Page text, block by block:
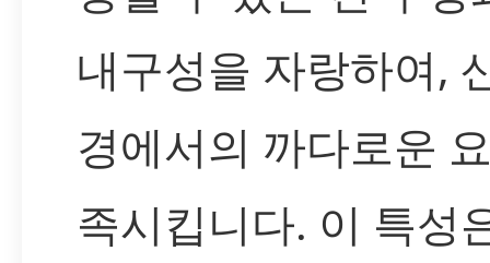
내구성을 자랑하여,
경에서의 까다로운
족시킵니다. 이 특성